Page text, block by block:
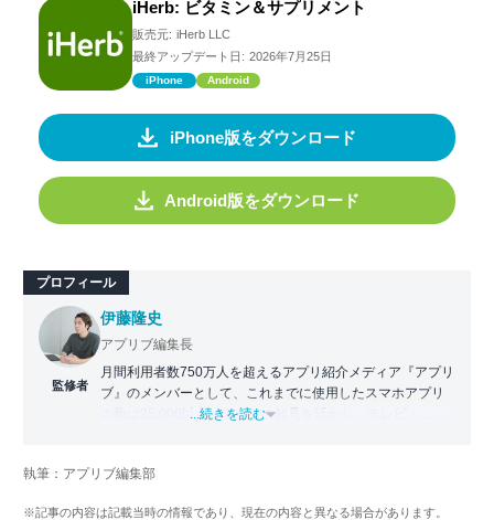
iHerb: ビタミン＆サプリメント
販売元: iHerb LLC
最終アップデート日: 2026年7月25日
iPhone Android
iPhone版をダウンロード
Android版をダウンロード
プロフィール
監修者
伊藤隆史
アプリブ編集長
月間利用者数750万人を超えるアプリ紹介メディア『アプリ
ブ』のメンバーとして、これまでに使用したスマホアプリ
の数は25,000以上。アプリの知見を活かし、テレビ・
化アプリの紹介）、TBS『サタプラ』（スマホライフが変
...続きを読む
執筆：アプリブ編集部
※記事の内容は記載当時の情報であり、現在の内容と異なる場合があります。